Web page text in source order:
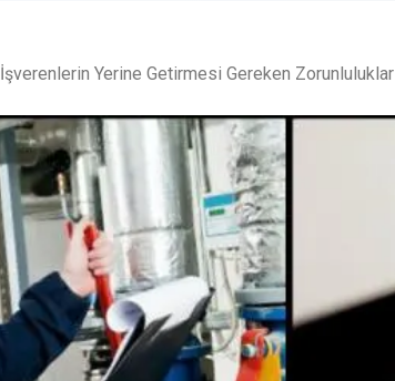
İşverenlerin Yerine Getirmesi Gereken Zorunluluklar